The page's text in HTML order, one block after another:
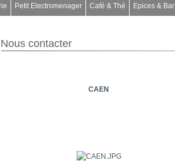
Petit Electromenager Café & Thé Epices & Bar
Nous contacter
CAEN